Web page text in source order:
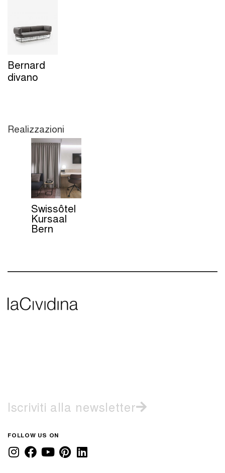
Bernard
divano
Realizzazioni
Swissôtel
Kursaal
Bern
Iscriviti alla newsletter
FOLLOW US ON